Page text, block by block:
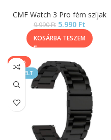
CMF Watch 3 Pro fém szíjak
9.990Ft 5.990 Ft
KOSÁRBA TESZEM
-40%
KIEMELT